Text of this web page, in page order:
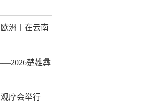
洲丨在云南
楚雄彝
摩会举行